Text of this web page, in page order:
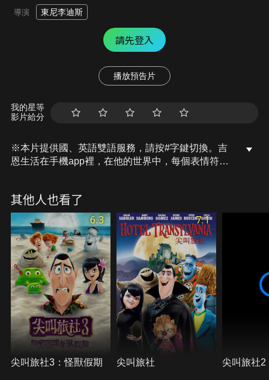
導演 東尼李迪斯
請先登入
播放預告片
我的星等
影片給分
※本片提供國、英語雙語服務，請按#字鍵切換。吉
恩生活在手機app裡，在他的世界中，每個表情符號
怕辜負家族使命，甚至被手機主人刪除。他踏上了尋
找解方的道路，期望能讓他與常人無異。他將和夥伴
穿梭在各式app之間，經歷一場充滿樂趣的冒險！
其他人也看了
6.3
尖叫旅社3：怪獸假期
7.1
尖叫旅社 尖叫旅社2